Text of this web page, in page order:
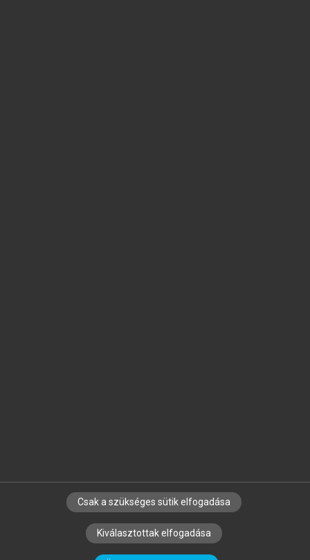
SZERZŐKNEK CÉGEKNEK KÖNYVTÁROSOKNAK
SZERKESZTÉSI ÉS LEKTORÁLÁSI ALAPELVEK
Csak a szükséges sütik elfogadása
Kiválasztottak elfogadása